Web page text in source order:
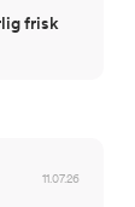
frisk
11.07.26